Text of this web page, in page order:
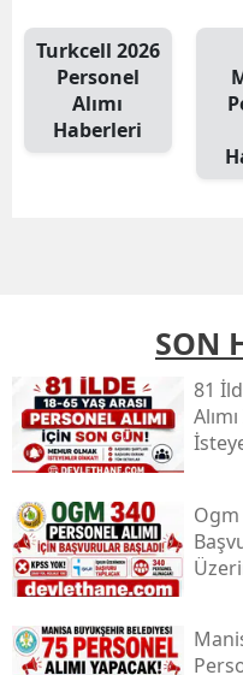
Turkcell 2026
Personel
Alımı
Haberleri
SON
81
Ogm